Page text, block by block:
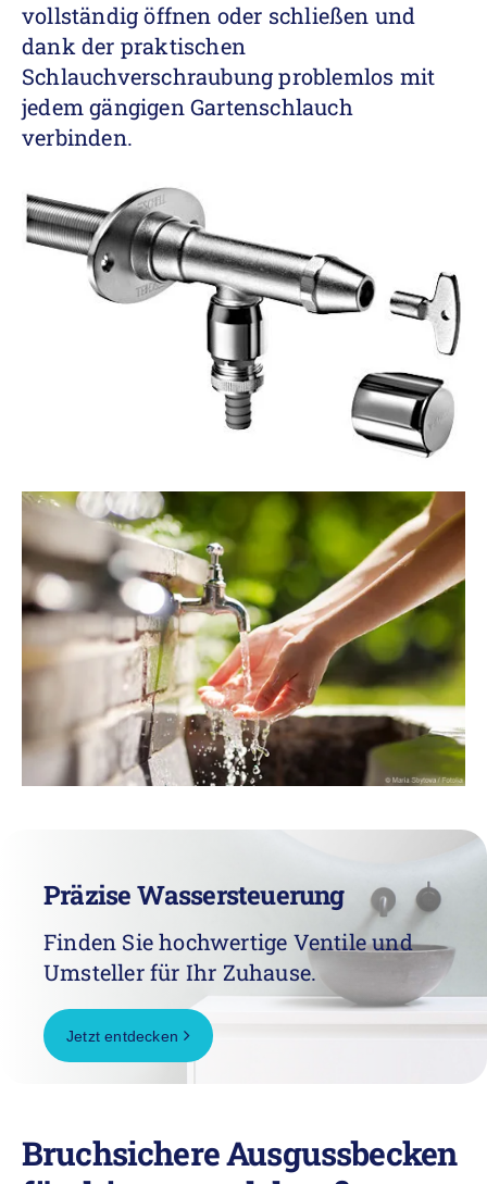
vollständig öffnen oder schließen und
dank der praktischen
Schlauchverschraubung problemlos mit
jedem gängigen Gartenschlauch
verbinden.
Präzise Wassersteuerung
Finden Sie hochwertige Ventile und
Umsteller für Ihr Zuhause.
Jetzt entdecken
Bruchsichere Ausgussbecken